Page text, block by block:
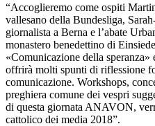
“Accoglieremo come ospiti
vallesano della Bundesliga,
giornalista a Berna e l’abate
monastero benedettino di
«Comunicazione della
offrirà molti spunti di riflessione
comunicazione. Workshops,
preghiera comune dei vespri
di questa giornata ANAVON,
cattolico dei media 2018”.